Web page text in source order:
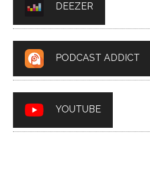
DEEZER
PODCAST ADDICT
YOUTUBE